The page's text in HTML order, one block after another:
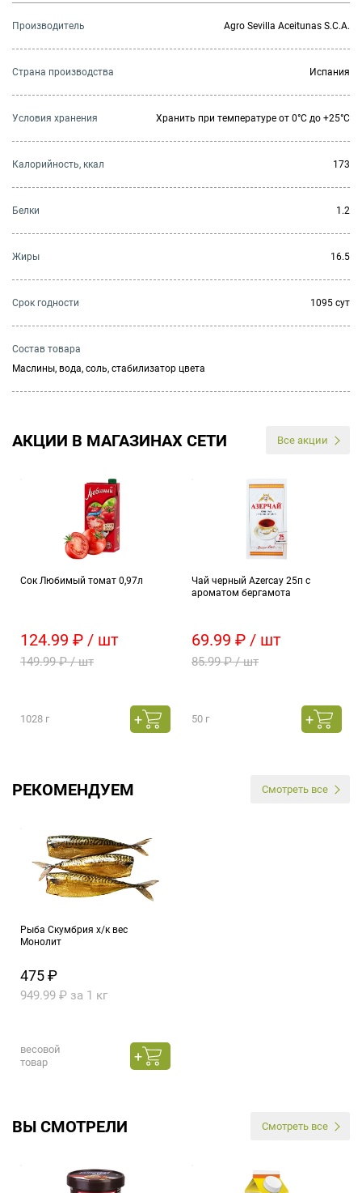
Производитель Agro Sevilla Aceitunas S.C.A.
Страна производства Испания
Условия хранения Хранить при температуре от 0°С до +25°С
Калорийность, ккал 173
Белки 1.2
Жиры 16.5
Cрок годности 1095 сут
Состав товара
Маслины, вода, соль, стабилизатор цвета
АКЦИИ В МАГАЗИНАХ СЕТИ Все акции
Сок Любимый томат 0,97л
124.99 ₽ / шт
149.99 ₽ / шт
1028 г
Чай черный Azercay 25п с
ароматом бергамота
69.99 ₽ / шт
85.99 ₽ / шт
50 г
РЕКОМЕНДУЕМ Смотреть все
Рыба Скумбрия х/к вес
Монолит
475 ₽
949.99 ₽ за 1 кг
весовой
товар
ВЫ СМОТРЕЛИ Смотреть все